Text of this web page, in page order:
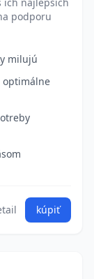
podporu
milujú
optimálne
kúpiť